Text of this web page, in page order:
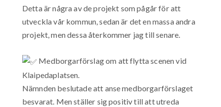
Detta är några av de projekt som pågår för att
utveckla vår kommun, sedan är det en massa andra
projekt, men dessa återkommer jag till senare.
Medborgarförslag om att flytta scenen vid
Klaipedaplatsen.
Nämnden beslutade att anse medborgarförslaget
besvarat. Men ställer sig positiv till att utreda